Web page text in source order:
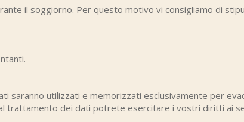
il soggiorno. Per questo motivo vi consigliamo di
saranno utilizzati e memorizzati esclusivamente per
trattamento dei dati potrete esercitare i vostri diritti ai